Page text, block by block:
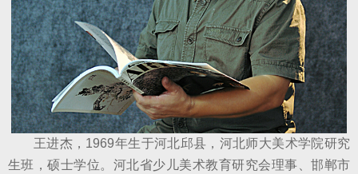
王进杰，1969年生于河北邱县，河北师大美术学院研究
生班，硕士学位。河北省少儿美术教育研究会理事、邯郸市